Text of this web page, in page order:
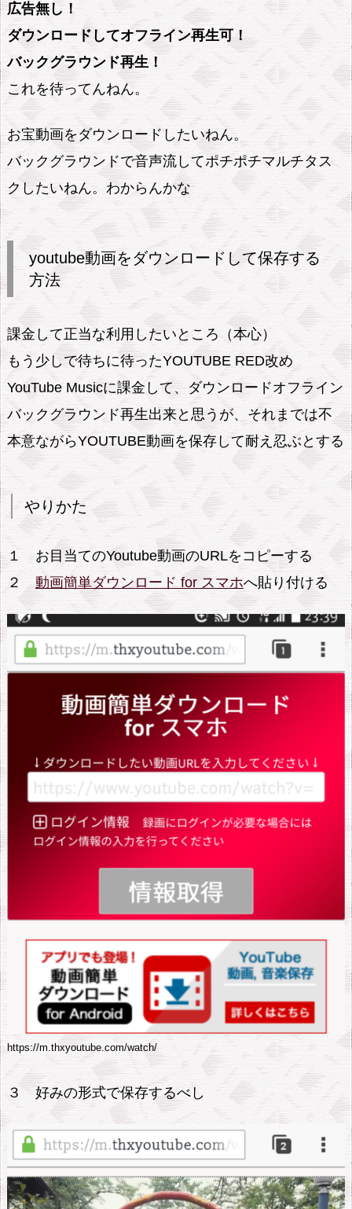
広告無し！
ダウンロードしてオフライン再生可！
バックグラウンド再生！
これを待ってんねん。
お宝動画をダウンロードしたいねん。
バックグラウンドで音声流してポチポチマルチタス
クしたいねん。わからんかな
youtube動画をダウンロードして保存する
方法
課金して正当な利用したいところ（本心）
もう少しで待ちに待ったYOUTUBE RED改め
YouTube Musicに課金して、ダウンロードオフライン
バックグラウンド再生出来と思うが、それまでは不
本意ながらYOUTUBE動画を保存して耐え忍ぶとする
やりかた
１ お目当てのYoutube動画のURLをコピーする
２ 動画簡単ダウンロード for スマホへ貼り付ける
https://m.thxyoutube.com/watch/
３ 好みの形式で保存するべし